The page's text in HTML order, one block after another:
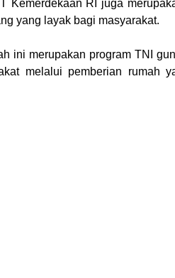
Kemerdekaan RI juga
yang layak bagi masyarakat.
ini merupakan program TNI
melalui pemberian rumah